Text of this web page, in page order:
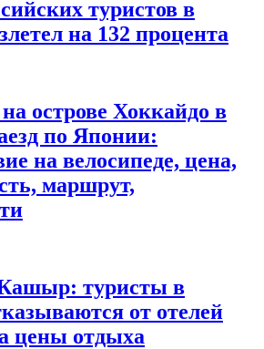
туристов в
на 132 процента
на острове Хоккайдо в
по Японии:
на велосипеде, цена,
маршрут,
туристы в
от отелей
цены отдыха